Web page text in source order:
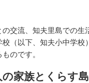
交流、知夫里島での生
（以下、知夫小中学校
のです。
家族とくらす島